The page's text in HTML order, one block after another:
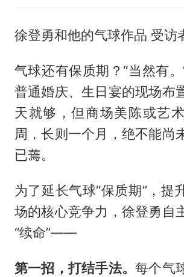
徐登勇和他的气球作品 受访
气球还有保质期？“当然有。
普通婚庆、生日宴的现场布
天就够，但商场美陈或艺
周，长则一个月，绝不能尚
已蔫。
为了延长气球“保质期”，提
场的核心竞争力，徐登勇自
“续命”——
第一招，打结手法。每个气